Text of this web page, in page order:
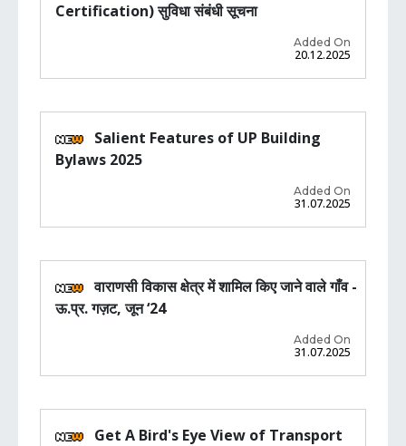
Certification) सुविधा संबंधी सूचना
Added On
20.12.2025
Salient Features of UP Building
Bylaws 2025
Added On
31.07.2025
वाराणसी विकास क्षेत्र में शामिल किए जाने वाले गाँव -
ऊ.प्र. गज़ट, जून ‘24
Added On
31.07.2025
Get A Bird's Eye View of Transport